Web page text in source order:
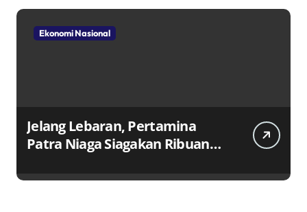
Ekonomi Nasional
Jelang Lebaran, Pertamina
Patra Niaga Siagakan Ribuan